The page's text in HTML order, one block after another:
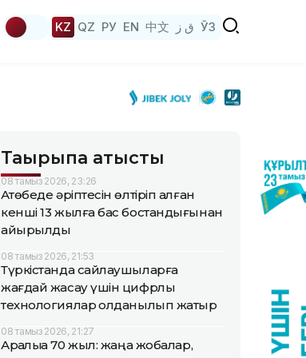
KZ QZ РУ EN 中文 ق ز ЎЗ
Тақырыпқа қатысты
08 тамыз 2026, 23:26
Ақтөбеде әріптесін өлтіріп алған
кенші 13 жылға бас бостандығынан
айырылды
08 тамыз 2026, 21:53
Түркістанда сайлаушыларға
жағдай жасау үшін цифрлық
технологиялар қолданылып жатыр
08 тамыз 2026, 21:27
Арқалыққа 70 жыл: жаңа жобалар,